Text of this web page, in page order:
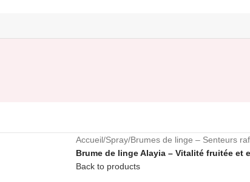
Accueil/Spray/Brumes de linge – Senteurs
Brume de linge Alayia – Vitalité fruitée et
Back to products